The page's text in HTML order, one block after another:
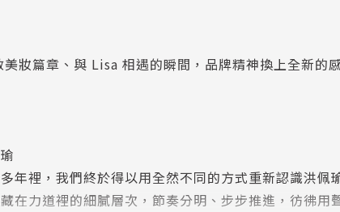
妝篇章、與 Lisa 相遇的瞬間，品牌精神換上全新的
年裡，我們終於得以用全然不同的方式重新認識洪佩
在力道裡的細膩層次，節奏分明、步步推進，彷彿用